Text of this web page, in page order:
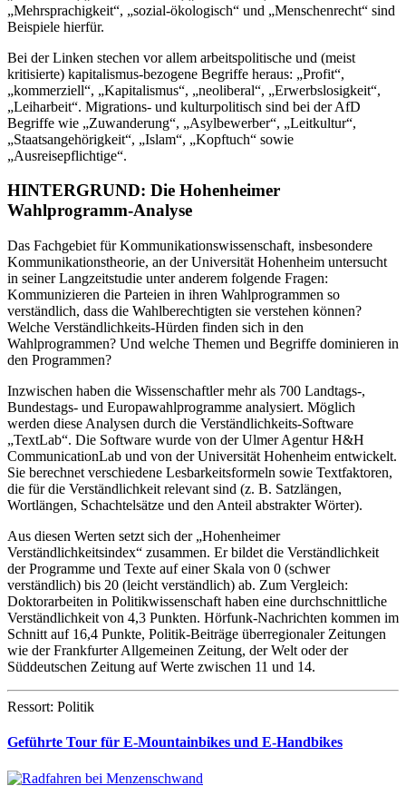
„Mehrsprachigkeit“, „sozial-ökologisch“ und „Menschenrecht“ sind
Beispiele hierfür.
Bei der Linken stechen vor allem arbeitspolitische und (meist
kritisierte) kapitalismus-bezogene Begriffe heraus: „Profit“,
„kommerziell“, „Kapitalismus“, „neoliberal“, „Erwerbslosigkeit“,
„Leiharbeit“. Migrations- und kulturpolitisch sind bei der AfD
Begriffe wie „Zuwanderung“, „Asylbewerber“, „Leitkultur“,
„Staatsangehörigkeit“, „Islam“, „Kopftuch“ sowie
„Ausreisepflichtige“.
HINTERGRUND: Die Hohenheimer
Wahlprogramm-Analyse
Das Fachgebiet für Kommunikationswissenschaft, insbesondere
Kommunikationstheorie, an der Universität Hohenheim untersucht
in seiner Langzeitstudie unter anderem folgende Fragen:
Kommunizieren die Parteien in ihren Wahlprogrammen so
verständlich, dass die Wahlberechtigten sie verstehen können?
Welche Verständlichkeits-Hürden finden sich in den
Wahlprogrammen? Und welche Themen und Begriffe dominieren in
den Programmen?
Inzwischen haben die Wissenschaftler mehr als 700 Landtags-,
Bundestags- und Europa­wahlprogramme analysiert. Möglich
werden diese Analysen durch die Verständlichkeits-Software
„TextLab“. Die Software wurde von der Ulmer Agentur H&H
CommunicationLab und von der Universität Hohenheim entwickelt.
Sie berechnet verschiedene Lesbarkeitsformeln sowie Text­faktoren,
die für die Verständlichkeit relevant sind (z. B. Satzlängen,
Wortlängen, Schachtelsätze und den Anteil abstrakter Wörter).
Aus diesen Werten setzt sich der „Hohenheimer
Verständlichkeitsindex“ zusammen. Er bildet die Verständlichkeit
der Programme und Texte auf einer Skala von 0 (schwer
verständlich) bis 20 (leicht verständlich) ab. Zum Vergleich:
Doktorarbeiten in Politikwissenschaft haben eine durchschnittliche
Verständlichkeit von 4,3 Punkten. Hörfunk-Nachrichten kommen im
Schnitt auf 16,4 Punkte, Politik-Beiträge überregionaler Zeitungen
wie der Frankfurter Allgemeinen Zeitung, der Welt oder der
Süddeutschen Zeitung auf Werte zwischen 11 und 14.
Ressort: Politik
Geführte Tour für E-Mountainbikes und E-Handbikes